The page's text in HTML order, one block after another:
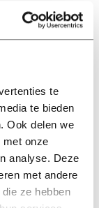
te
te bieden
Ook delen we
met onze
analyse. Deze
met andere
ze hebben
doen met
geld uit